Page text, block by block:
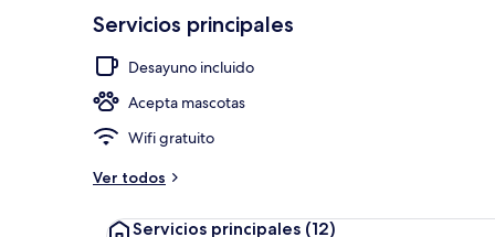
Servicios principales
Desayuno incluido
Acepta mascotas
Wifi gratuito
Ver todos
Servicios principales (12)